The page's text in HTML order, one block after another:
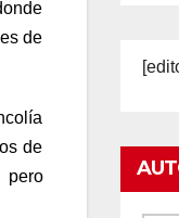
de
de
pero